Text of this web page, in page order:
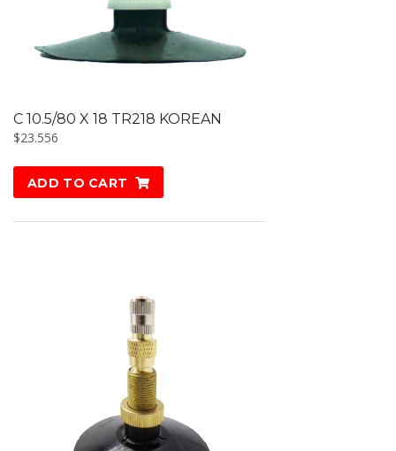
C 10.5/80 X 18 TR218 KOREAN
$23.556
ADD TO CART